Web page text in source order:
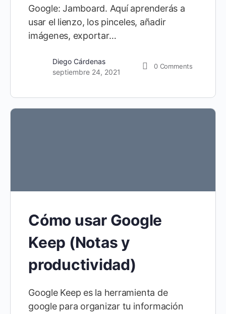
Google: Jamboard. Aquí aprenderás a
usar el lienzo, los pinceles, añadir
imágenes, exportar…
Diego Cárdenas
septiembre 24, 2021
0 Comments
Cómo usar Google
Keep (Notas y
productividad)
Google Keep es la herramienta de
google para organizar tu información